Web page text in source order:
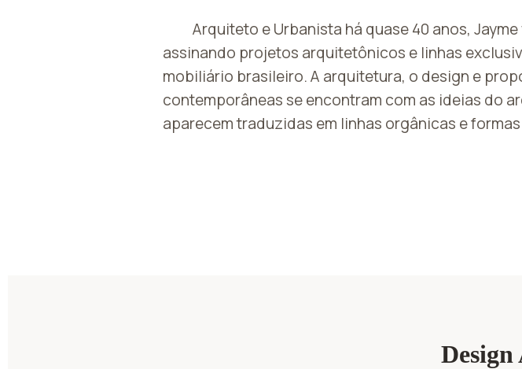
Arquiteto e Urbanista há quase 40 anos, Jayme
assinando projetos arquitetônicos e linhas
mobiliário brasileiro. A arquitetura, o design e
contemporâneas se encontram com as ideias do
aparecem traduzidas em linhas orgânicas e
Design